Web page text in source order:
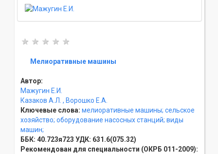
Мелиоративные машины
Автор:
Мажугин Е.И.
Казаков А.Л. , Ворошко Е.А.
Ключевые слова: мелиоративные машины; сельское
хозяйство; оборудование насосных станций; виды
машин;
ББК: 40.723я723 УДК: 631.6(075.32)
Рекомендован для специальности (ОКРБ 011-2009):